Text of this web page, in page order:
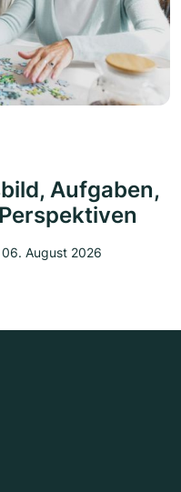
Aufgaben,
06. August 2026